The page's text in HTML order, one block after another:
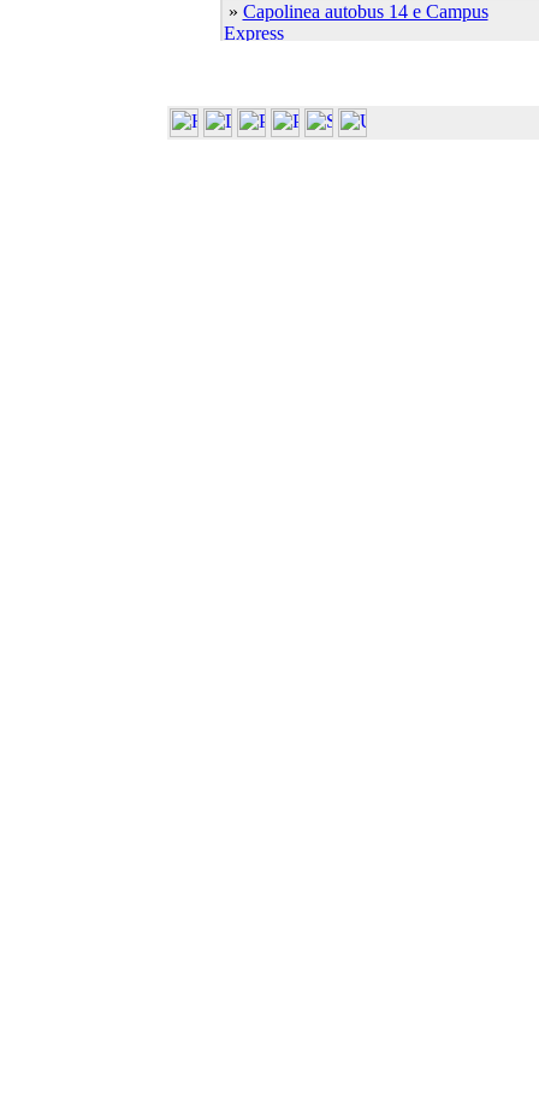
» Capolinea autobus 14 e Campus
Express
»Centro Linguistico
»Centro S.Elisabetta